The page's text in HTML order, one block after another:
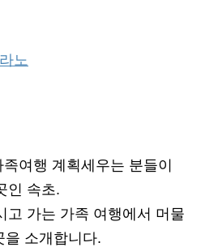
노
여행 계획세우는 분들이
인 속초.
고 가는 가족 여행에서 머물
을 소개합니다.